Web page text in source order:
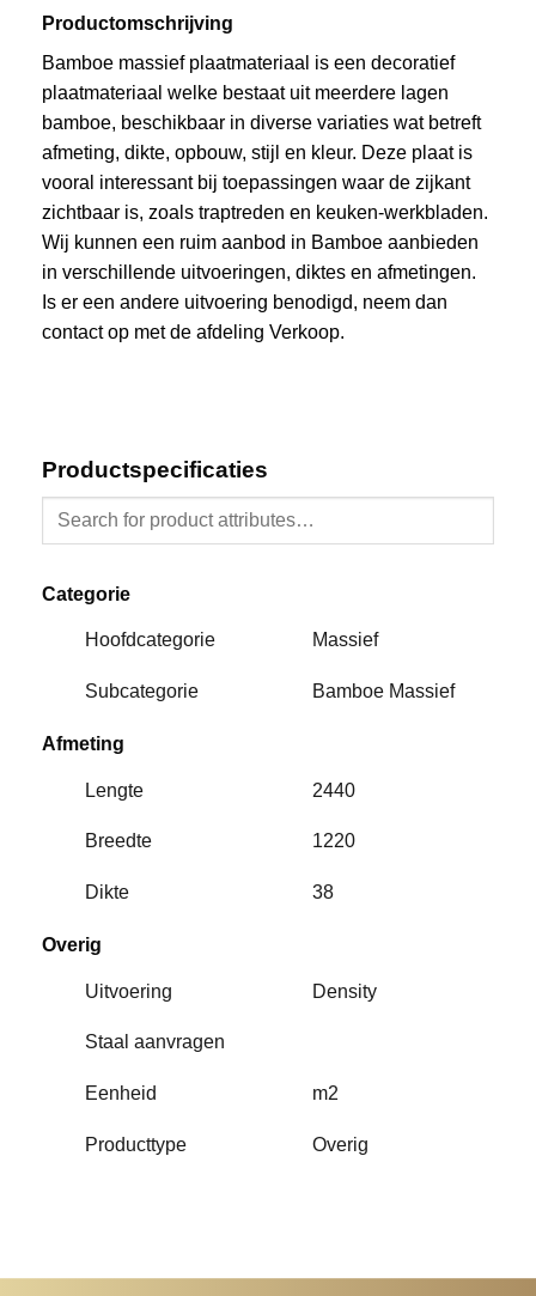
Productomschrijving
Bamboe massief plaatmateriaal is een decoratief
plaatmateriaal welke bestaat uit meerdere lagen
bamboe, beschikbaar in diverse variaties wat betreft
afmeting, dikte, opbouw, stijl en kleur. Deze plaat is
vooral interessant bij toepassingen waar de zijkant
zichtbaar is, zoals traptreden en keuken-werkbladen.
Wij kunnen een ruim aanbod in Bamboe aanbieden
in verschillende uitvoeringen, diktes en afmetingen.
Is er een andere uitvoering benodigd, neem dan
contact op met de afdeling Verkoop.
Productspecificaties
Categorie
Hoofdcategorie Massief
Subcategorie Bamboe Massief
Afmeting
Lengte 2440
Breedte 1220
Dikte 38
Overig
Uitvoering Density
Staal aanvragen
Eenheid m2
Producttype Overig